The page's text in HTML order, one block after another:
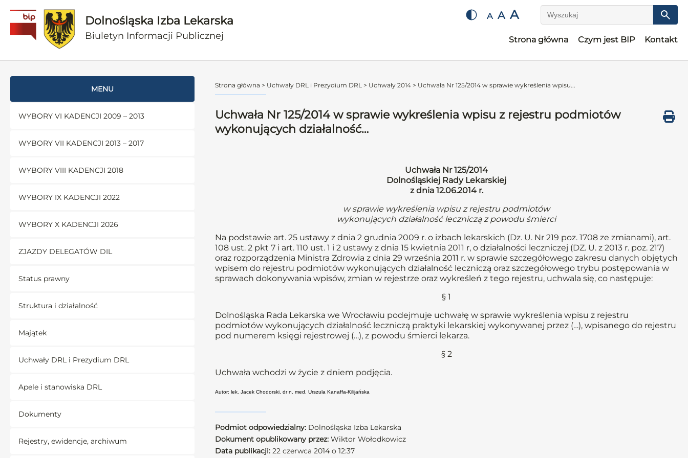
Dolnośląska Izba Lekarska
Biuletyn Informacji Publicznej
A A A Wyszukaj
Strona główna Czym jest BIP Kontakt
MENU
WYBORY VI KADENCJI 2009 – 2013
WYBORY VII KADENCJI 2013 – 2017
WYBORY VIII KADENCJI 2018
WYBORY IX KADENCJI 2022
WYBORY X KADENCJI 2026
ZJAZDY DELEGATÓW DIL
Status prawny
Struktura i działalność
Majątek
Uchwały DRL i Prezydium DRL
Apele i stanowiska DRL
Dokumenty
Rejestry, ewidencje, archiwum
Strona główna > Uchwały DRL i Prezydium DRL > Uchwały 2014 > Uchwała Nr 125/2014 w sprawie wykreślenia wpisu...
Uchwała Nr 125/2014 w sprawie wykreślenia wpisu z rejestru podmiotów
wykonujących działalność…
Uchwała Nr 125/2014
Dolnośląskiej Rady Lekarskiej
z dnia 12.06.2014 r.
w sprawie wykreślenia wpisu z rejestru podmiotów
wykonujących działalność leczniczą z powodu śmierci
Na podstawie art. 25 ustawy z dnia 2 grudnia 2009 r. o izbach lekarskich (Dz. U. Nr 219 poz. 1708 ze zmianami), art.
108 ust. 2 pkt 7 i art. 110 ust. 1 i 2 ustawy z dnia 15 kwietnia 2011 r, o działalności leczniczej (DZ. U. z 2013 r. poz. 217)
oraz rozporządzenia Ministra Zdrowia z dnia 29 września 2011 r. w sprawie szczegółowego zakresu danych objętych
wpisem do rejestru podmiotów wykonujących działalność leczniczą oraz szczegółowego trybu postępowania w
sprawach dokonywania wpisów, zmian w rejestrze oraz wykreśleń z tego rejestru, uchwala się, co następuje:
§ 1
Dolnośląska Rada Lekarska we Wrocławiu podejmuje uchwałę w sprawie wykreślenia wpisu z rejestru
podmiotów wykonujących działalność leczniczą praktyki lekarskiej wykonywanej przez (…), wpisanego do rejestru
pod numerem księgi rejestrowej (…), z powodu śmierci lekarza.
§ 2
Uchwała wchodzi w życie z dniem podjęcia.
Autor: lek. Jacek Chodorski, dr n. med. Urszula Kanaffa-Kilijańska
Podmiot odpowiedzialny: Dolnośląska Izba Lekarska
Dokument opublikowany przez: Wiktor Wołodkowicz
Data publikacji: 22 czerwca 2014 o 12:37